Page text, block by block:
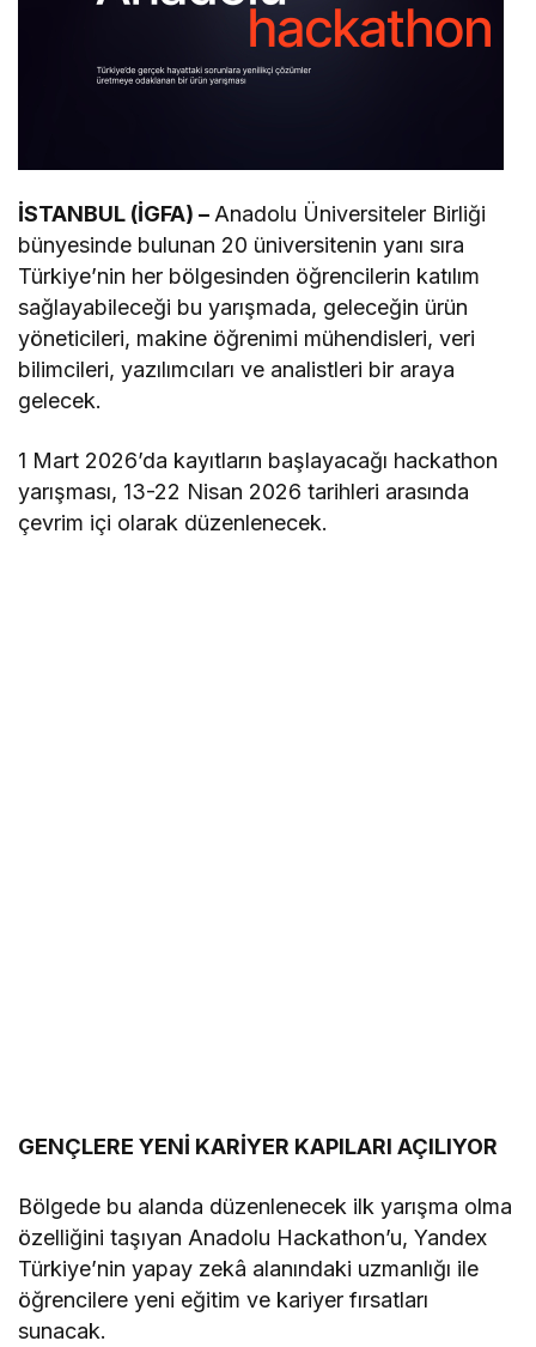
İSTANBUL (İGFA) – Anadolu Üniversiteler Birliği
bünyesinde bulunan 20 üniversitenin yanı sıra
Türkiye’nin her bölgesinden öğrencilerin katılım
sağlayabileceği bu yarışmada, geleceğin ürün
yöneticileri, makine öğrenimi mühendisleri, veri
bilimcileri, yazılımcıları ve analistleri bir araya
gelecek.
1 Mart 2026’da kayıtların başlayacağı hackathon
yarışması, 13-22 Nisan 2026 tarihleri arasında
çevrim içi olarak düzenlenecek.
GENÇLERE YENİ KARİYER KAPILARI AÇILIYOR
Bölgede bu alanda düzenlenecek ilk yarışma olma
özelliğini taşıyan Anadolu Hackathon’u, Yandex
Türkiye’nin yapay zekâ alanındaki uzmanlığı ile
öğrencilere yeni eğitim ve kariyer fırsatları
sunacak.